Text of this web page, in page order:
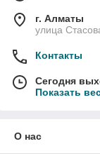
г. Алматы
улица
Контакты
Сегодня
Показать
О нас